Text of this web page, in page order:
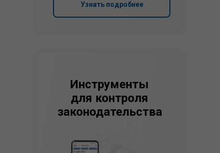
Инструменты
для контроля
законодательства
Узнать подробнее